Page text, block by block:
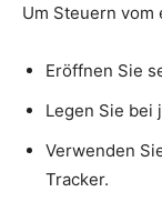
Um Steuern vom
Eröffnen Sie
Legen Sie bei
Verwenden
Tracker.